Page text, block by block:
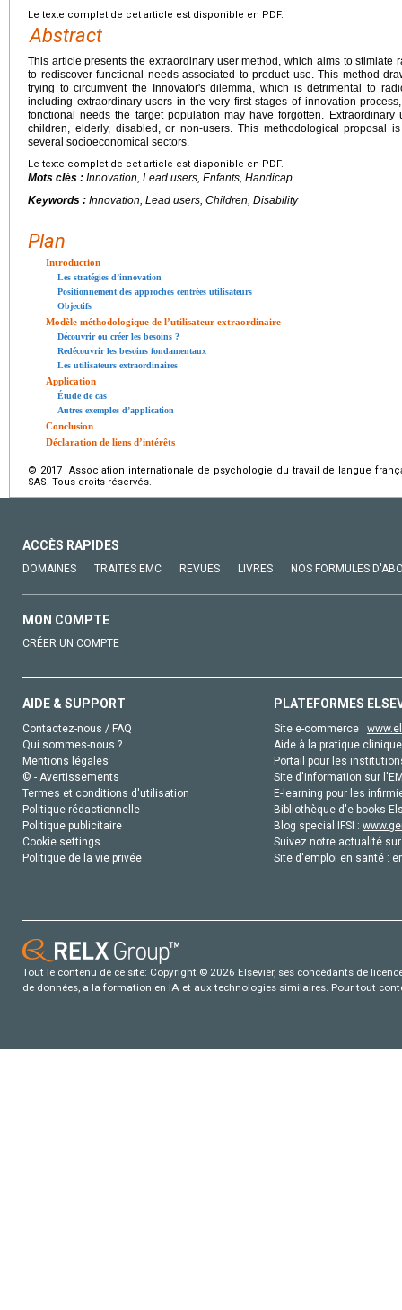
Le texte complet de cet article est disponible en PDF.
Abstract
This article presents the extraordinary user method, which aims to
to rediscover functional needs associated to product use. This method
trying to circumvent the Innovator's dilemma, which is detrimental to
including extraordinary users in the very first stages of innovation
fonctional needs the target population may have forgotten.
children, elderly, disabled, or non-users. This methodological proposal
several socioeconomical sectors.
Le texte complet de cet article est disponible en PDF.
Mots clés : Innovation, Lead users , Enfants, Handicap
Keywords : Innovation, Lead users, Children, Disability
Plan
Introduction
Les stratégies d’innovation
Positionnement des approches centrées utilisateurs
Objectifs
Modèle méthodologique de l’utilisateur extraordinaire
Découvrir ou créer les besoins ?
Redécouvrir les besoins fondamentaux
Les utilisateurs extraordinaires
Application
Étude de cas
Autres exemples d’application
Conclusion
Déclaration de liens d’intérêts
© 2017 Association internationale de psychologie du travail de langue
SAS. Tous droits réservés.
ACCÈS RAPIDES
DOMAINES TRAITÉS EMC REVUES LIVRES NOS FORMULES
MON COMPTE
CRÉER UN COMPTE
AIDE & SUPPORT
Contactez-nous / FAQ
Qui sommes-nous ?
Mentions légales
© - Avertissements
Termes et conditions d'utilisation
Politique rédactionnelle
Politique publicitaire
Cookie settings
Politique de la vie privée
PLATEFORMES
Site e-commerce :
Aide à la pratique
Portail pour les
Site d'information sur
E-learning pour les
Bibliothèque d'e-books
Blog special IFSI :
Suivez notre actualité
Site d'emploi en santé :
Tout le contenu de ce site: Copyright © 2026 Elsevier, ses concédants de
de données, a la formation en IA et aux technologies similaires. Pour tout